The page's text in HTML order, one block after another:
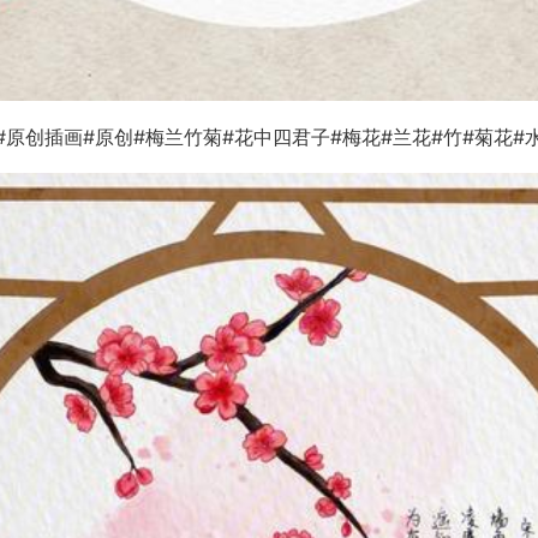
原创插画#原创#梅兰竹菊#花中四君子#梅花#兰花#竹#菊花#